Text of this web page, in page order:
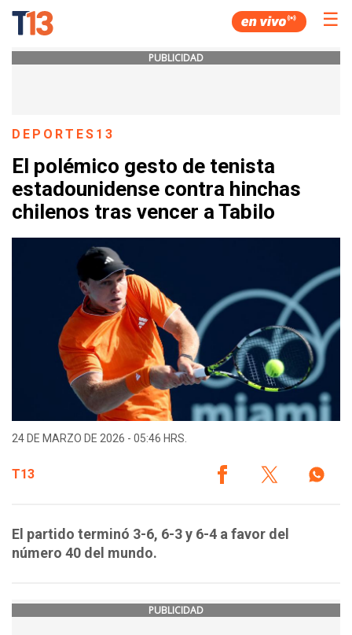
☰
PUBLICIDAD
DEPORTES13
El polémico gesto de tenista
estadounidense contra hinchas
chilenos tras vencer a Tabilo
24 DE MARZO DE 2026 - 05:46 HRS.
T13
El partido terminó 3-6, 6-3 y 6-4 a favor del
número 40 del mundo.
PUBLICIDAD